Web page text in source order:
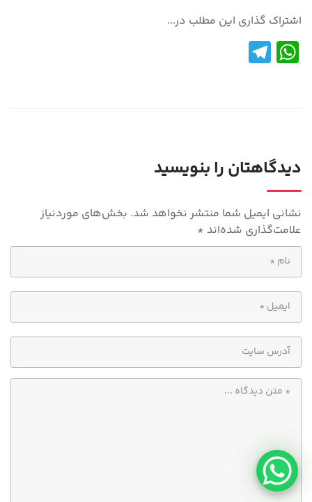
اشتراک گذاری این مطلب در...
W
h
p
p
دیدگاهتان را بنویسید
نشانی ایمیل شما منتشر نخواهد شد. بخش‌های موردنیاز
علامت‌گذاری شده‌اند *